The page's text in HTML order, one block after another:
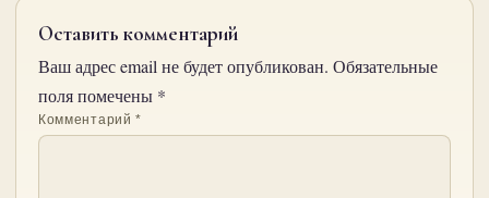
Оставить комментарий
Ваш адрес email не будет опубликован. Обязательные
поля помечены *
Комментарий*